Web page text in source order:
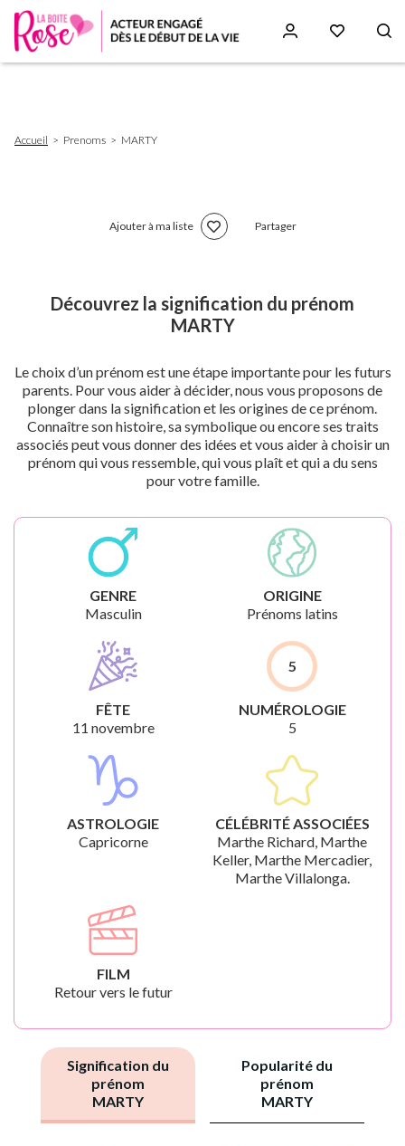
d'Ariane
Accueil Prenoms MARTY
Ajouter à ma liste Partager
Découvrez la signification du prénom
MARTY
Le choix d’un prénom est une étape importante pour les futurs
parents. Pour vous aider à décider, nous vous proposons de
plonger dans la signification et les origines de ce prénom.
Connaître son histoire, sa symbolique ou encore ses traits
associés peut vous donner des idées et vous aider à choisir un
prénom qui vous ressemble, qui vous plaît et qui a du sens
pour votre famille.
GENRE
Masculin
ORIGINE
Prénoms latins
FÊTE
11 novembre
5
NUMÉROLOGIE
5
ASTROLOGIE
Capricorne
CÉLÉBRITÉ ASSOCIÉES
Marthe Richard, Marthe
Keller, Marthe Mercadier,
Marthe Villalonga.
FILM
Retour vers le futur
Signification du
prénom
MARTY
Popularité du
prénom
MARTY